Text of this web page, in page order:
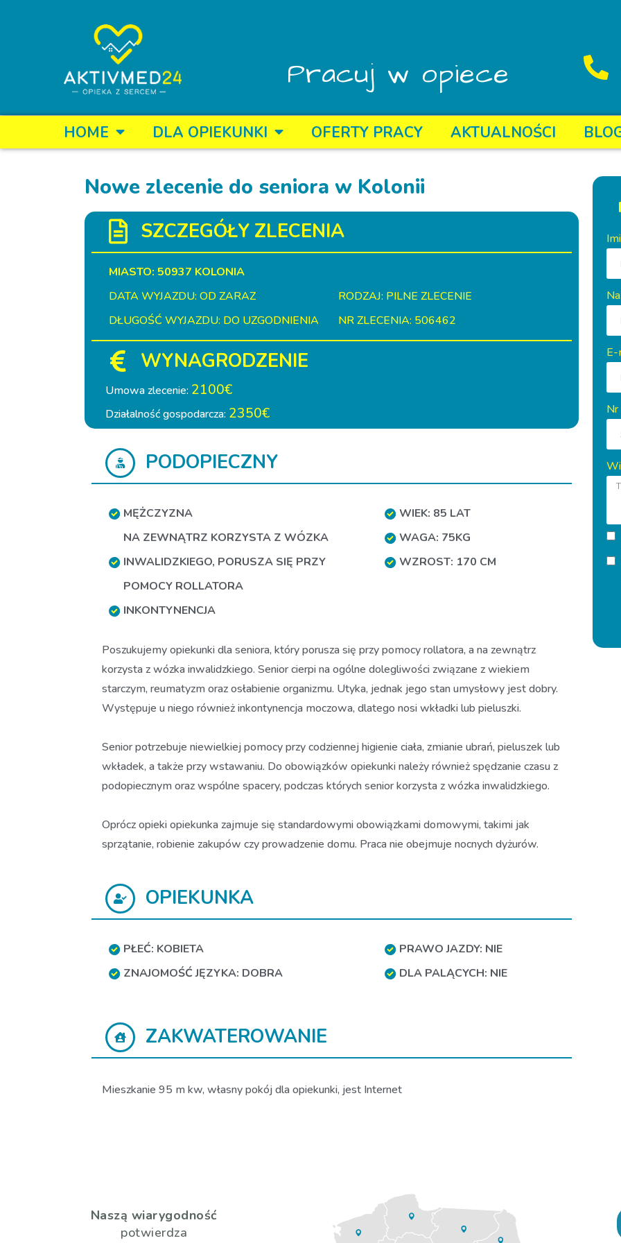
Pracuj w opiece
HOME DLA OPIEKUNKI OFERTY PRACY AKTUALNOŚCI
Nowe zlecenie do seniora w Kolonii
SZCZEGÓŁY ZLECENIA
MIASTO: 50937 KOLONIA
DATA WYJAZDU: OD ZARAZ
RODZAJ: PILNE ZLECENIE
DŁUGOŚĆ WYJAZDU: DO UZGODNIENIA
NR ZLECENIA: 506462
WYNAGRODZENIE
Umowa zlecenie: 2100€
Działalność gospodarcza: 2350€
PODOPIECZNY
MĘŻCZYZNA
NA ZEWNĄTRZ KORZYSTA Z WÓZKA
INWALIDZKIEGO, PORUSZA SIĘ PRZY
POMOCY ROLLATORA
INKONTYNENCJA
WIEK: 85 LAT
WAGA: 75KG
WZROST: 170 CM
Poszukujemy opiekunki dla seniora, który porusza się przy pomocy rollatora, a na zewnątrz
korzysta z wózka inwalidzkiego. Senior cierpi na ogólne dolegliwości związane z wiekiem
starczym, reumatyzm oraz osłabienie organizmu. Utyka, jednak jego stan umysłowy jest dobry.
Występuje u niego również inkontynencja moczowa, dlatego nosi wkładki lub pieluszki.
Senior potrzebuje niewielkiej pomocy przy codziennej higienie ciała, zmianie ubrań, pieluszek lub
wkładek, a także przy wstawaniu. Do obowiązków opiekunki należy również spędzanie czasu z
podopiecznym oraz wspólne spacery, podczas których senior korzysta z wózka inwalidzkiego.
Oprócz opieki opiekunka zajmuje się standardowymi obowiązkami domowymi, takimi jak
sprzątanie, robienie zakupów czy prowadzenie domu. Praca nie obejmuje nocnych dyżurów.
OPIEKUNKA
PŁEĆ: KOBIETA
ZNAJOMOŚĆ JĘZYKA: DOBRA
PRAWO JAZDY: NIE
DLA PALĄCYCH: NIE
ZAKWATEROWANIE
Mieszkanie 95 m kw, własny pokój dla opiekunki, jest Internet
Naszą wiarygodność
potwierdza